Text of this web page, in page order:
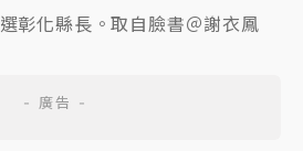
彰化縣長。取自臉書＠謝衣鳳